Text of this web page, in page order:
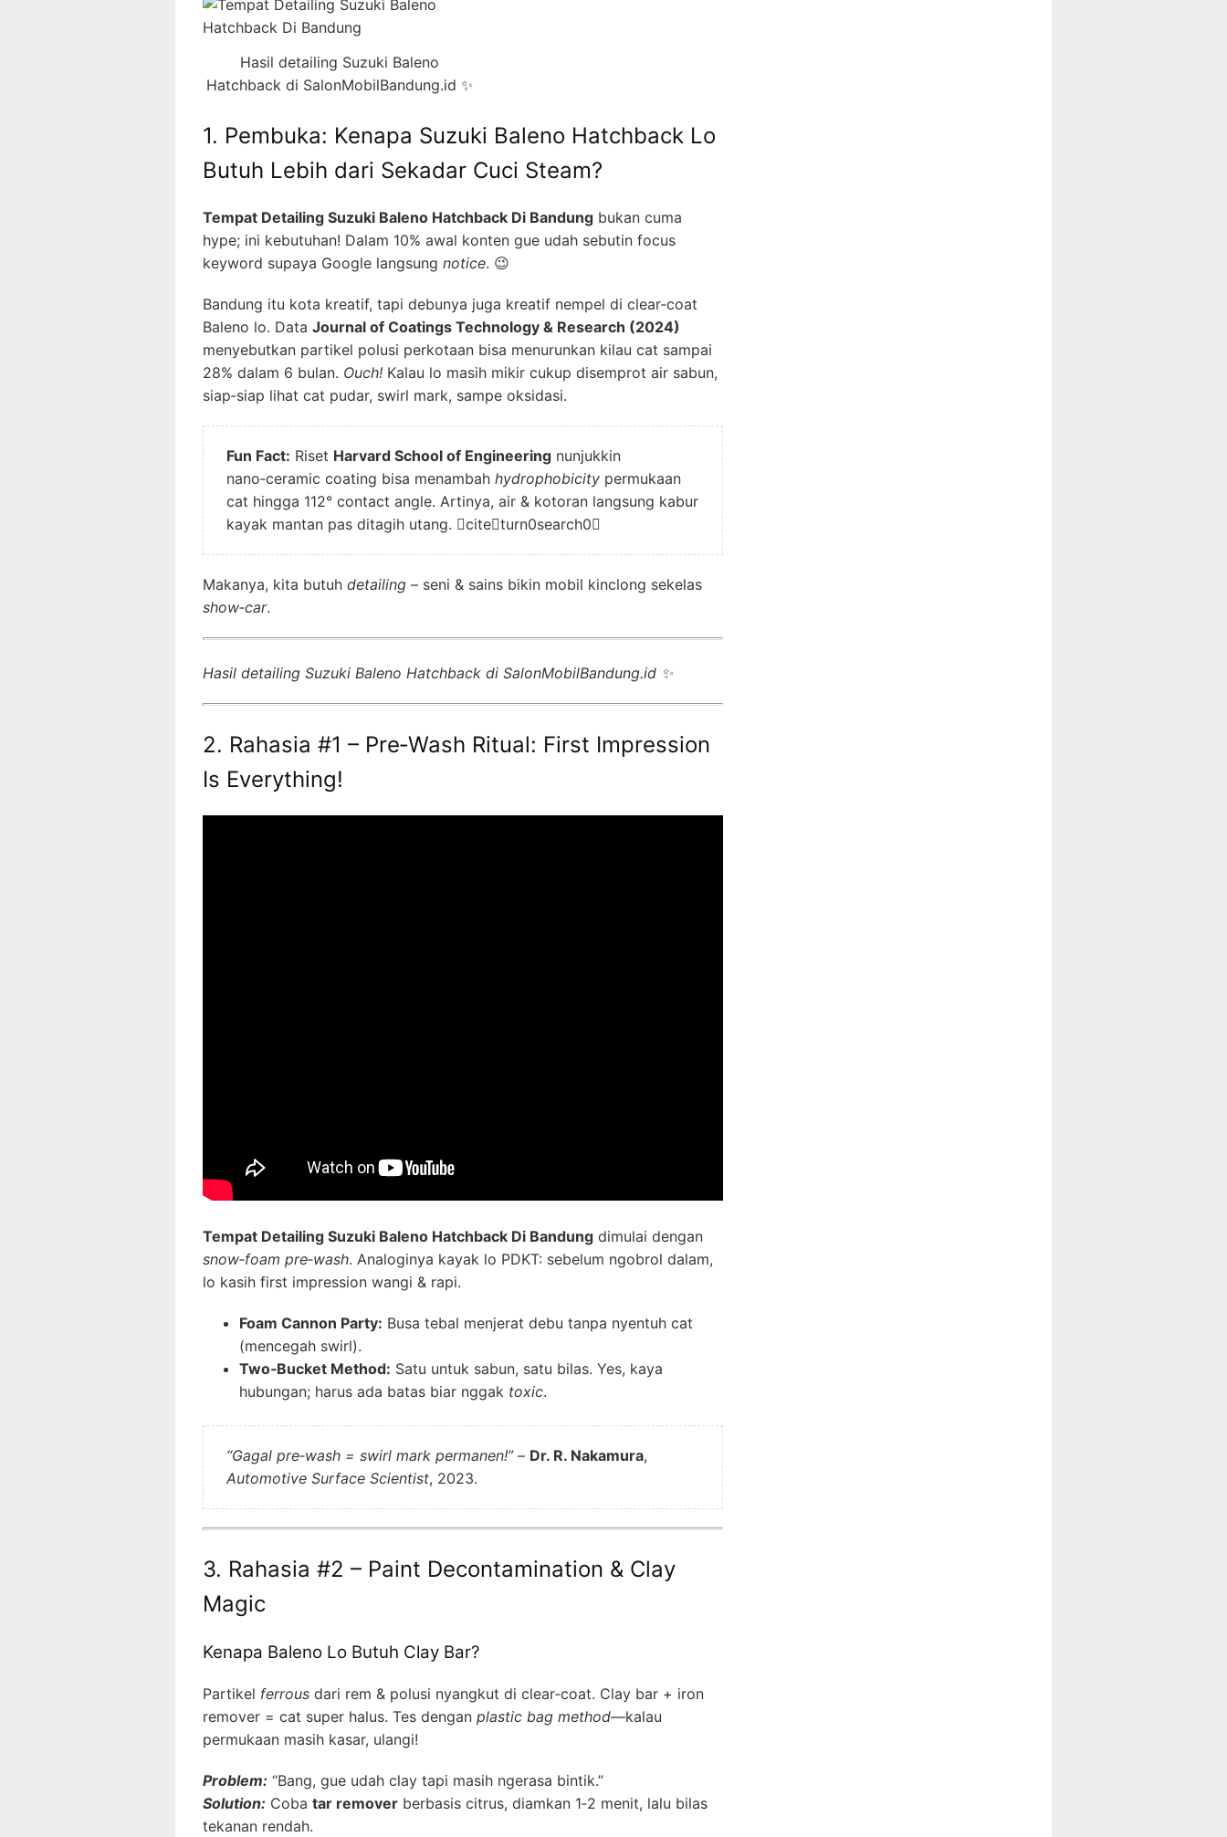
Hasil detailing Suzuki Baleno
Hatchback di SalonMobilBandung.id ✨
1. Pembuka: Kenapa Suzuki Baleno Hatchback Lo
Butuh Lebih dari Sekadar Cuci Steam?
Tempat Detailing Suzuki Baleno Hatchback Di Bandung bukan cuma
hype; ini kebutuhan! Dalam 10% awal konten gue udah sebutin focus
keyword supaya Google langsung notice. 😉
Bandung itu kota kreatif, tapi debunya juga kreatif nempel di clear‑coat
Baleno lo. Data Journal of Coatings Technology & Research (2024)
menyebutkan partikel polusi perkotaan bisa menurunkan kilau cat sampai
28% dalam 6 bulan. Ouch! Kalau lo masih mikir cukup disemprot air sabun,
siap‑siap lihat cat pudar, swirl mark, sampe oksidasi.
Fun Fact: Riset Harvard School of Engineering nunjukkin
nano‑ceramic coating bisa menambah hydrophobicity permukaan
cat hingga 112° contact angle. Artinya, air & kotoran langsung kabur
kayak mantan pas ditagih utang. citeturn0search0
Makanya, kita butuh detailing – seni & sains bikin mobil kinclong sekelas
show‑car.
Hasil detailing Suzuki Baleno Hatchback di SalonMobilBandung.id ✨
2. Rahasia #1 – Pre‑Wash Ritual: First Impression
Is Everything!
Tempat Detailing Suzuki Baleno Hatchback Di Bandung dimulai dengan
snow‑foam pre‑wash. Analoginya kayak lo PDKT: sebelum ngobrol dalam,
lo kasih first impression wangi & rapi.
Foam Cannon Party: Busa tebal menjerat debu tanpa nyentuh cat
(mencegah swirl).
Two‑Bucket Method: Satu untuk sabun, satu bilas. Yes, kaya
hubungan; harus ada batas biar nggak toxic.
“Gagal pre‑wash = swirl mark permanen!”– Dr. R. Nakamura,
Automotive Surface Scientist, 2023.
3. Rahasia #2 – Paint Decontamination & Clay
Magic
Kenapa Baleno Lo Butuh Clay Bar?
Partikel ferrous dari rem & polusi nyangkut di clear‑coat. Clay bar + iron
remover = cat super halus. Tes dengan plastic bag method—kalau
permukaan masih kasar, ulangi!
Problem: “Bang, gue udah clay tapi masih ngerasa bintik.”
Solution: Coba tar remover berbasis citrus, diamkan 1‑2 menit, lalu bilas
tekanan rendah.